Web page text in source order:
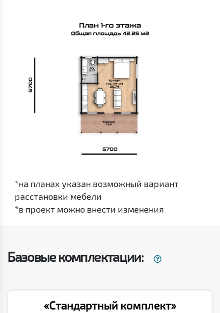
*на планах указан возможный вариант
расстановки мебели
*в проект можно внести изменения
Базовые комплектации:
«Стандартный комплект»